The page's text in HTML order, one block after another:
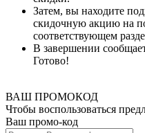
Затем, вы находите
скидочную акцию на
соответствующем
В завершении
Готово!
ВАШ ПРОМОКОД
Чтобы воспользоваться
Ваш промо-код